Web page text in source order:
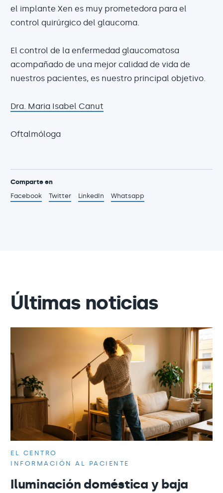
el implante Xen es muy prometedora para el
control quirúrgico del glaucoma.
El control de la enfermedad glaucomatosa
acompañado de una mejor calidad de vida de
nuestros pacientes, es nuestro principal objetivo.
Dra. Maria Isabel Canut
Oftalmóloga
Comparte en
Facebook
Twitter LinkedIn Whatsapp
Últimas noticias
EL CENTRO
INFORMACIÓN AL PACIENTE
Iluminación doméstica y baja